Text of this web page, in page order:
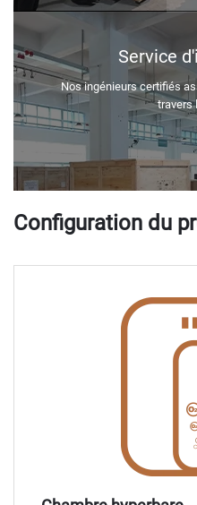
Service
Nos ingénieurs certifiés
travers
Configuration du